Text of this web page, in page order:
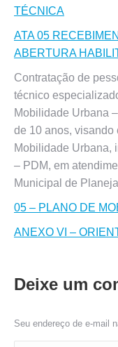
TÉCNICA
ATA 05
ABERTURA
Contratação de
técnico
Mobilidade Urbana
de 10 anos, visando
Mobilidade Urbana,
– PDM, em
Municipal de
05 – PLANO DE
ANEXO VI –
Deixe um
Seu endereço de e-mail